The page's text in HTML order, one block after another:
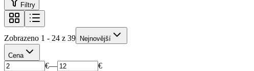
Filtry
Zobrazeno 1 - 24 z 39 Nejnovější
Cena
€— €